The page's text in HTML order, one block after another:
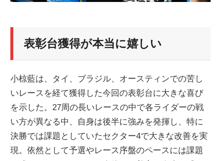
表彰台獲得が本当に嬉しい
小椋藍は、タイ、ブラジル、オースティンでの苦し
いレースを経て獲得した今回の表彰台に大きな喜び
を示した。27周の長いレースの中で各ライダーの戦
い方が異なる中、自身は後半に強みを発揮し、特に
決勝では課題としていたセクター4で大きな改善を実
現。依然として予選やレース序盤のペースには課題